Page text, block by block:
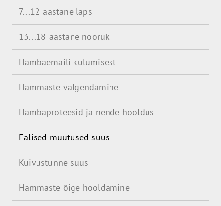
7...12-aastane laps
13...18-aastane nooruk
Hambaemaili kulumisest
Hammaste valgendamine
Hambaproteesid ja nende hooldus
Ealised muutused suus
Kuivustunne suus
Hammaste õige hooldamine